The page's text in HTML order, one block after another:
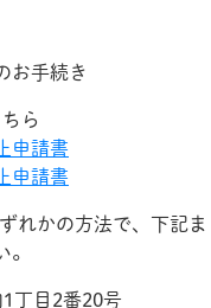
お手続き
ら
申請書
申請書
れかの方法で、下記ま
。
丁目2番20号